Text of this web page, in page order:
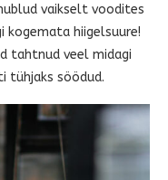
vaikselt voodites
kogemata hiigelsuure!
tahtnud veel midagi
tühjaks söödud.